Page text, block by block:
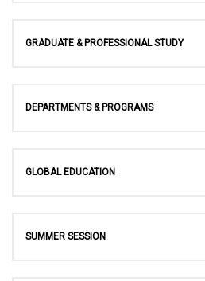
GRADUATE & PROFESSIONAL STUDY
DEPARTMENTS & PROGRAMS
GLOBAL EDUCATION
SUMMER SESSION